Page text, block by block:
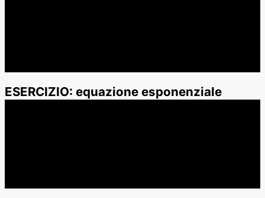
ESERCIZIO: equazione esponenziale